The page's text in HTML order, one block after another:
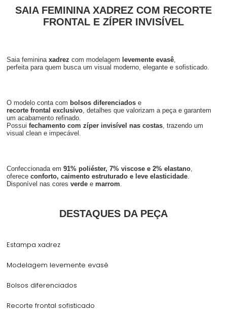
SAIA FEMININA XADREZ COM RECORTE
FRONTAL E ZÍPER INVISÍVEL
Saia femininaxadrez com modelagem levemente evasê,
perfeita para quem busca um visual moderno, elegante e sofisticado.
O modelo conta com bolsos diferenciados e
recorte frontal exclusivo, detalhes que valorizam a peça e garantem
um acabamento refinado.
Possuifechamento com zíper invisível nas costas, trazendo um
visual clean e impecável.
Confeccionada em91% poliéster, 7% viscose e 2% elastano,
oferececonforto, caimento estruturado e leve elasticidade.
Disponível nas coresverde emarrom.
DESTAQUES DA PEÇA
Estampa xadrez
Modelagem levemente evasê
Bolsos diferenciados
Recorte frontal sofisticado